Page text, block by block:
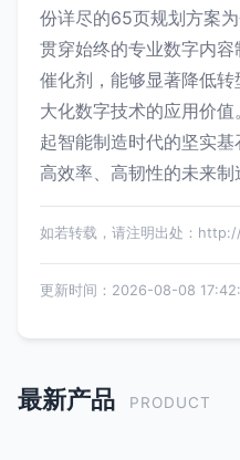
份详尽的65页规划方案
贯穿始终的专业数字内
催化剂，能够显著降低
大化数字技术的应用价
起智能制造时代的坚实基
高效率、高韧性的未来制
如若转载，请注明出处：
更新时间：2026-08-08
最新产品 PRODUCT